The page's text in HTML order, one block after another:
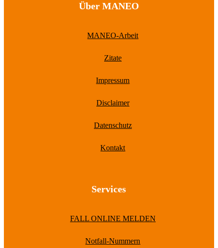
Über MANEO
MANEO-Arbeit
Zitate
Impressum
Disclaimer
Datenschutz
Kontakt
Services
FALL ONLINE MELDEN
Notfall-Nummern